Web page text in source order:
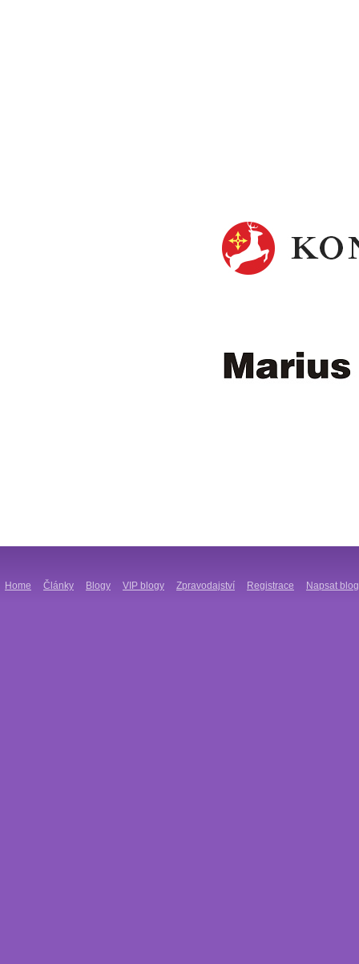
Home Články Blogy VIP blogy Zpravodajství Registrace Napsat blog